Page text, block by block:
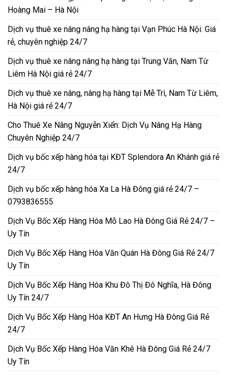
Hoàng Mai – Hà Nội
Dịch vụ thuê xe nâng nâng hạ hàng tại Vạn Phúc Hà Nội: Giá
rẻ, chuyên nghiệp 24/7
Dịch vụ thuê xe nâng nâng hạ hàng tại Trung Văn, Nam Từ
Liêm Hà Nội giá rẻ 24/7
Dịch vụ thuê xe nâng, nâng hạ hàng tại Mễ Trì, Nam Từ Liêm,
Hà Nội giá rẻ 24/7
Cho Thuê Xe Nâng Nguyễn Xiển: Dịch Vụ Nâng Hạ Hàng
Chuyên Nghiệp 24/7
Dịch vụ bốc xếp hàng hóa tại KĐT Splendora An Khánh giá rẻ
24/7
Dịch vụ bốc xếp hàng hóa Xa La Hà Đông giá rẻ 24/7 –
0793836555
Dịch Vụ Bốc Xếp Hàng Hóa Mỗ Lao Hà Đông Giá Rẻ 24/7 –
Uy Tín
Dịch Vụ Bốc Xếp Hàng Hóa Văn Quán Hà Đông Giá Rẻ 24/7
Uy Tín
Dịch Vụ Bốc Xếp Hàng Hóa Khu Đô Thị Đô Nghĩa, Hà Đông
Uy Tín 24/7
Dịch Vụ Bốc Xếp Hàng Hóa KĐT An Hưng Hà Đông Giá Rẻ
24/7
Dịch Vụ Bốc Xếp Hàng Hóa Văn Khê Hà Đông Giá Rẻ 24/7
Uy Tín